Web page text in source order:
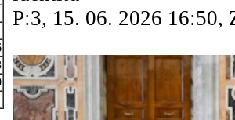
P:3, 15. 06. 2026 16:50,